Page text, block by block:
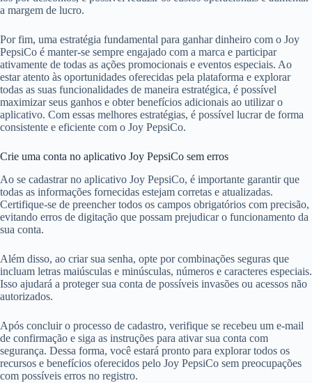
a margem de lucro.
Por fim, uma estratégia fundamental para ganhar dinheiro com o Joy
PepsiCo é manter-se sempre engajado com a marca e participar
ativamente de todas as ações promocionais e eventos especiais. Ao
estar atento às oportunidades oferecidas pela plataforma e explorar
todas as suas funcionalidades de maneira estratégica, é possível
maximizar seus ganhos e obter benefícios adicionais ao utilizar o
aplicativo. Com essas melhores estratégias, é possível lucrar de forma
consistente e eficiente com o Joy PepsiCo.
Crie uma conta no aplicativo Joy PepsiCo sem erros
Ao se cadastrar no aplicativo Joy PepsiCo, é importante garantir que
todas as informações fornecidas estejam corretas e atualizadas.
Certifique-se de preencher todos os campos obrigatórios com precisão,
evitando erros de digitação que possam prejudicar o funcionamento da
sua conta.
Além disso, ao criar sua senha, opte por combinações seguras que
incluam letras maiúsculas e minúsculas, números e caracteres especiais.
Isso ajudará a proteger sua conta de possíveis invasões ou acessos não
autorizados.
Após concluir o processo de cadastro, verifique se recebeu um e-mail
de confirmação e siga as instruções para ativar sua conta com
segurança. Dessa forma, você estará pronto para explorar todos os
recursos e benefícios oferecidos pelo Joy PepsiCo sem preocupações
com possíveis erros no registro.